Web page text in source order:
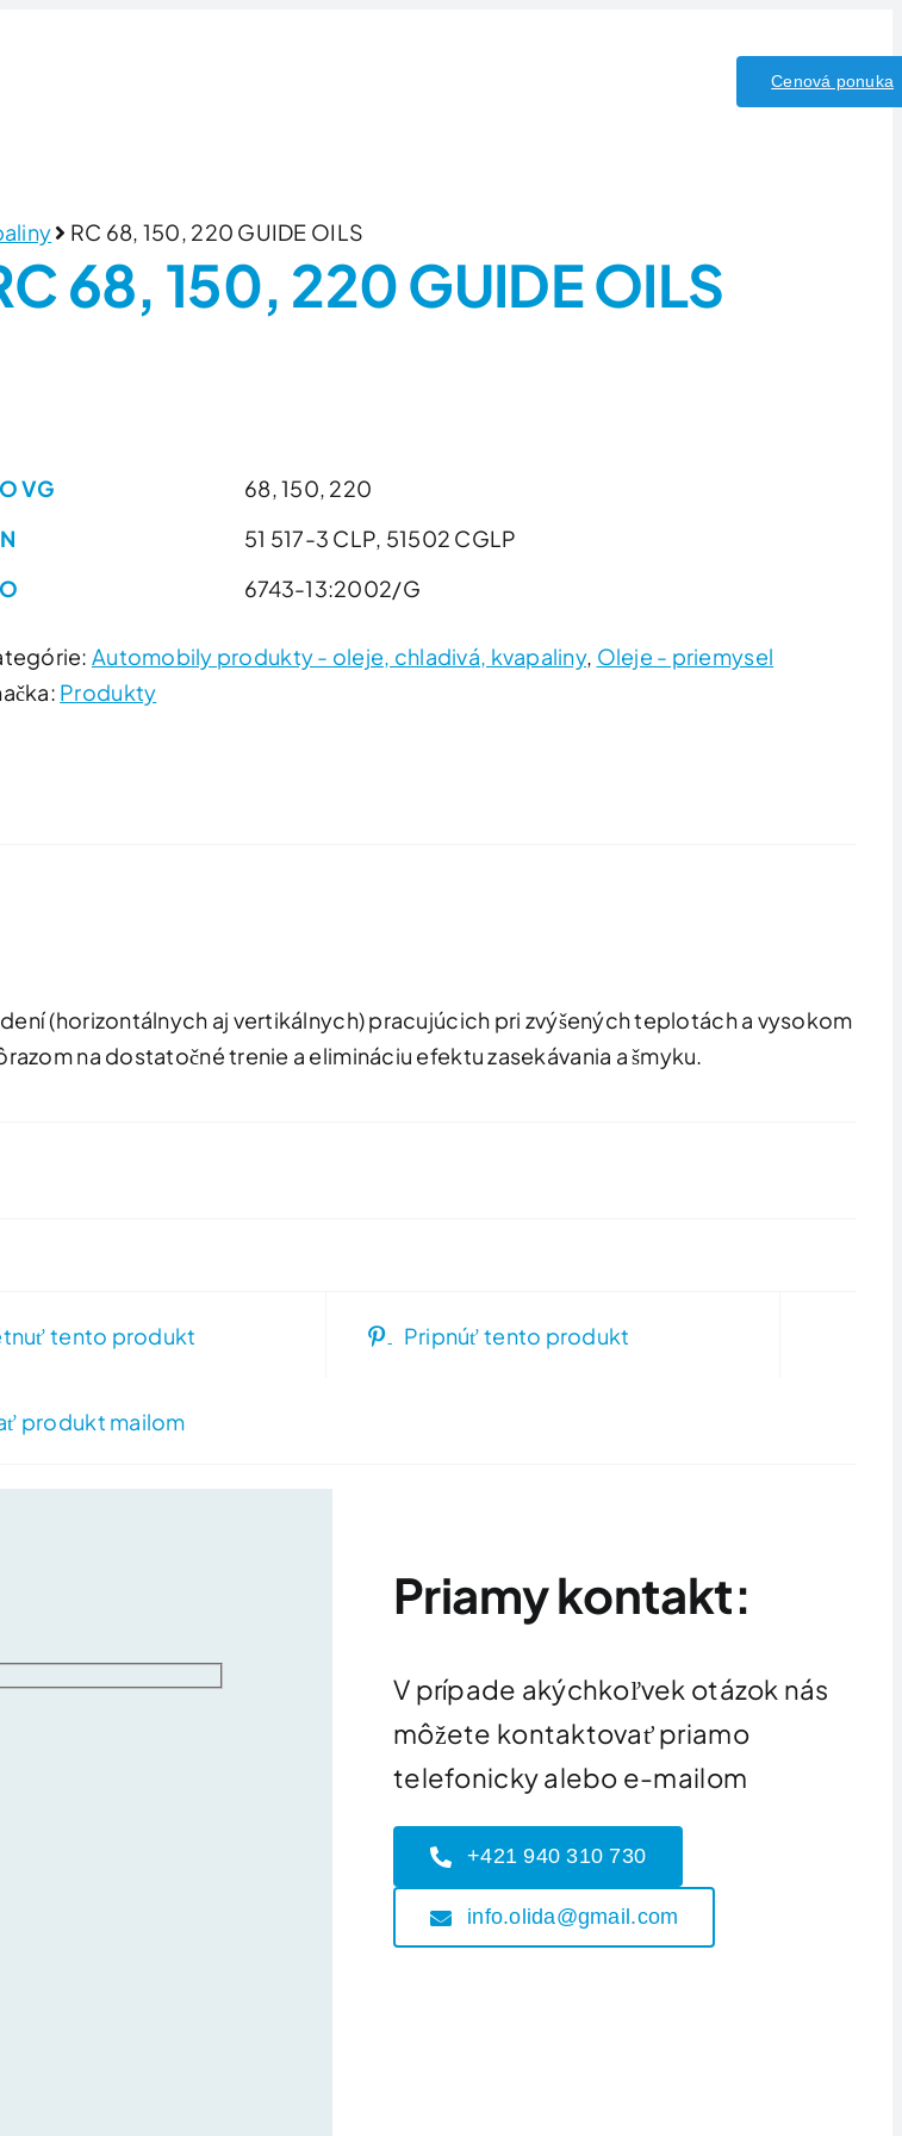
Cenová ponuka
RC 68, 150, 220 GUIDE OILS
68, 150, 220 GUIDE OILS
VG
68, 150, 220
51 517-3 CLP, 51502 CGLP
6743-13:2002/G
Automobily produkty - oleje, chladivá, kvapaliny, Oleje - priemysel
Produkty
(horizontálnych aj vertikálnych) pracujúcich pri zvýšených teplotách a vysokom
na dostatočné trenie a elimináciu efektu zasekávania a šmyku.
tento produkt Pripnúť tento produkt
produkt mailom
Priamy kontakt:
V prípade akýchkoľvek otázok nás
môžete kontaktovať priamo
telefonicky alebo e-mailom
+421 940 310 730
info.olida@gmail.com